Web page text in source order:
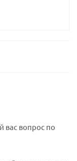
вас вопрос по